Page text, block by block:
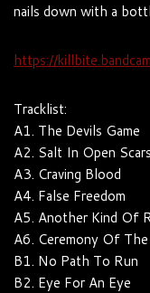
nails down with a
https://
Tracklist:
A1. The Devils Game
A2. Salt In Open Scars
A3. Craving Blood
A4. False Freedom
A5. Another Kind Of
A6. Ceremony Of The
B1. No Path To Run
B2. Eye For An Eye